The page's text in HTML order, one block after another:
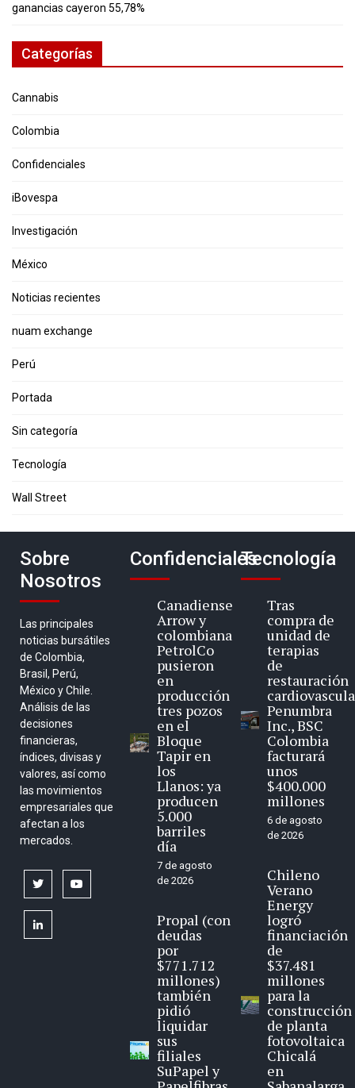
ganancias cayeron 55,78%
Categorías
Cannabis
Colombia
Confidenciales
iBovespa
Investigación
México
Noticias recientes
nuam exchange
Perú
Portada
Sin categoría
Tecnología
Wall Street
Sobre
Nosotros
Las principales
noticias bursátiles
de Colombia,
Brasil, Perú,
México y Chile.
Análisis de las
decisiones
financieras,
índices, divisas y
valores, así como
las movimientos
empresariales que
afectan a los
mercados.
twitter
linkedin
Confidenciales
Canadiense
Arrow y
colombiana
PetrolCo
pusieron
en
producción
tres pozos
en el
Bloque
Tapir en
los
Llanos: ya
producen
5.000
barriles
día
7 de agosto
de 2026
Propal (con
deudas
por
$771.712
millones)
también
pidió
liquidar
sus
filiales
SuPapel y
Tecnología
Tras
compra de
unidad de
terapias
de
restauración
Penumbra
Inc., BSC
Colombia
facturará
unos
$400.000
millones
6 de agosto
de 2026
Chileno
Verano
Energy
logró
financiación
de
$37.481
millones
para la
construcción
de planta
fotovoltaica
Chicalá
en